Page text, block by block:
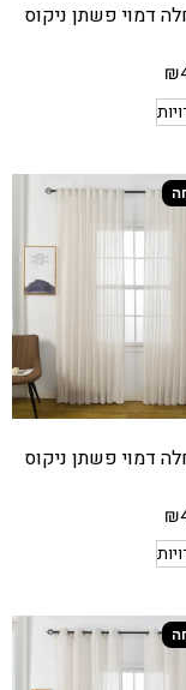
דמוי פשתן ניקוס
₪
דמוי פשתן ניקוס
₪